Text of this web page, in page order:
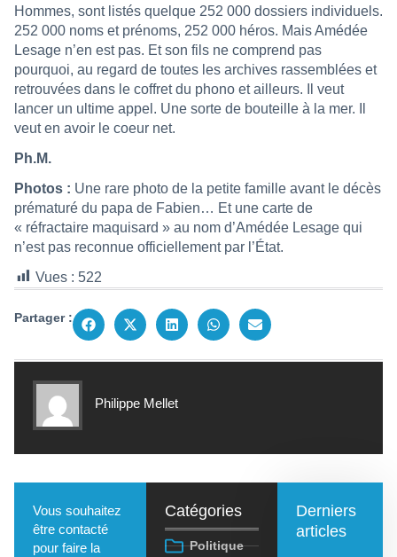
Hommes, sont listés quelque 252 000 dossiers individuels.
252 000 noms et prénoms, 252 000 héros. Mais Amédée
Lesage n’en est pas. Et son fils ne comprend pas
pourquoi, au regard de toutes les archives rassemblées et
retrouvées dans le coffret du phono et ailleurs. Il veut
lancer un ultime appel. Une sorte de bouteille à la mer. Il
veut en avoir le coeur net.
Ph.M.
Photos : Une rare photo de la petite famille avant le décès
prématuré du papa de Fabien… Et une carte de
« réfractaire maquisard » au nom d’Amédée Lesage qui
n’est pas reconnue officiellement par l’État.
Vues : 522
Partager :
Philippe Mellet
Vous souhaitez
être contacté
pour faire la
Catégories
Politique
Derniers
articles